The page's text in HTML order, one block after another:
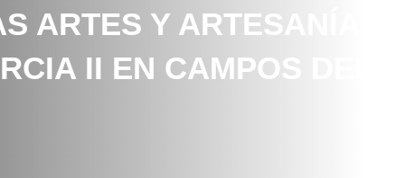
ARTES Y ARTESANÍA
II EN CAMPOS DEL